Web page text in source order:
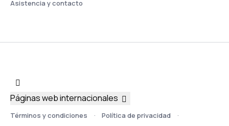
Asistencia y contacto
Términos y condiciones Política de privacidad
Páginas web internacionales